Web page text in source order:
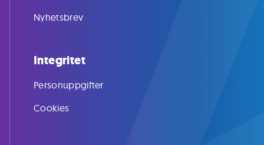
Nyhetsbrev
Integritet
Personuppgifter
Cookies